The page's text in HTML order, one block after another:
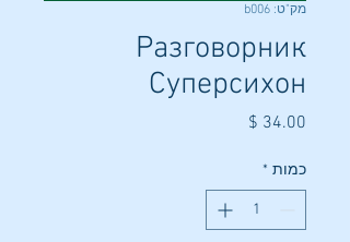
מק"ט: b006
Разговорник
Суперсихон
כמות *